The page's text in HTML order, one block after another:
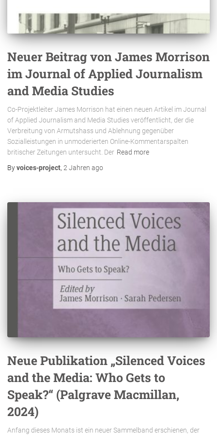
Neuer Beitrag von James Morrison
im Journal of Applied Journalism
and Media Studies
Co-Projektleiter James Morrison hat einen neuen Artikel im Journal
of Applied Journalism and Media Studies veröffentlicht, der die
Verbreitung von Armutshass und Ablehnung gegenüber
Sozialleistungen in unmoderierten Online-Kommentarspalten
britischer Zeitungen untersucht. Der Read more
Byvoices-project, 2 Jahren ago
Neue Publikation „Silenced Voices
and the Media: Who Gets to
Speak?“ (Palgrave Macmillan,
2024)
Anfang dieses Monats ist ein neuer Sammelband erschienen, der